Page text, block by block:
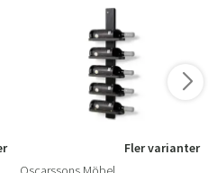
Fler varianter